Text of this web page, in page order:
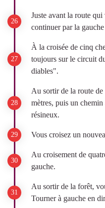
Juste avant la route
continuer par la
À la croisée de cinq
toujours sur le circuit
diables".
Au sortir de la route de
mètres, puis un
résineux.
Vous croisez un
Au croisement de
gauche.
Au sortir de la forêt,
Tourner à gauche en